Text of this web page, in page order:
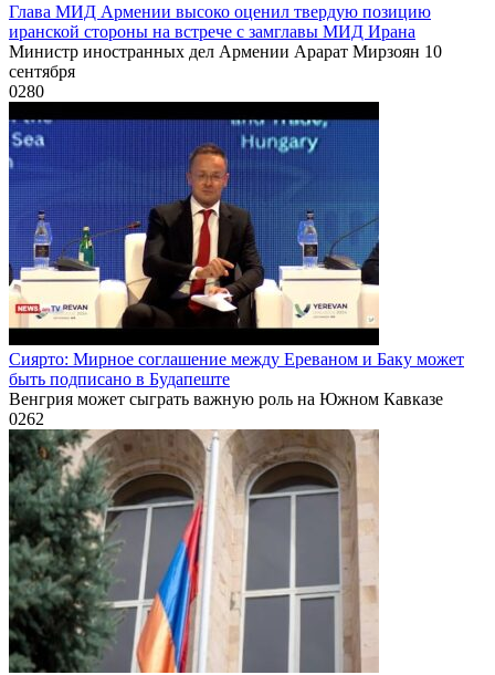
Глава МИД Армении высоко оценил твердую позицию
иранской стороны на встрече с замглавы МИД Ирана
Министр иностранных дел Армении Арарат Мирзоян 10
сентября
0280
Сиярто: Мирное соглашение между Ереваном и Баку может
быть подписано в Будапеште
Венгрия может сыграть важную роль на Южном Кавказе
0262